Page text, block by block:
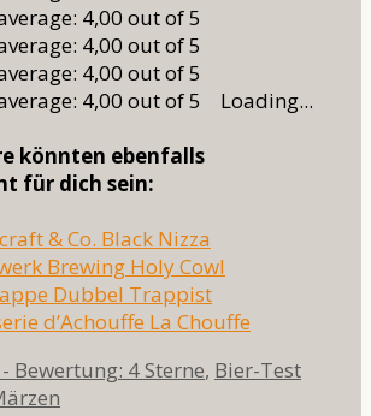
Loading...
könnten ebenfalls
für dich sein:
& Co. Black Nizza
Brewing Holy Cowl
Dubbel Trappist
d’Achouffe La Chouffe
Bewertung: 4 Sterne, Bier-Test